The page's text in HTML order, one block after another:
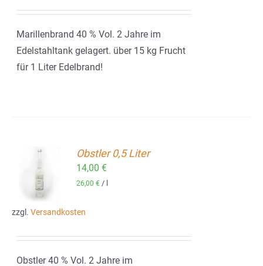
Marillenbrand 40 % Vol. 2 Jahre im
Edelstahltank gelagert. über 15 kg Frucht
für 1 Liter Edelbrand!
Obstler 0,5 Liter
14,00€
26,00€ /
zzgl. Versandkosten
Obstler 40 % Vol. 2 Jahre im